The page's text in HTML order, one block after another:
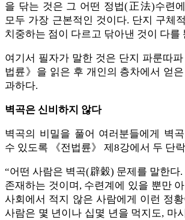
을 닦는 것은 그 어떤 정법(正法)수련
모두 가장 근본적인 것이다. 단지 구체
치중하는 점이 다르고 닦아낸 것이 다를
여기서 필자가 말한 것은 단지 파룬따
법륜》을 읽은 후 개인의 층차에서 얻
과하다.
벽곡은 신비하지 않다
벽곡의 비밀을 풀어 여러분들에게 벽
수 있도록 《전법륜》 제8강에서 두 단
“어떤 사람은 벽곡(辟穀) 문제를 말한다
존재하는 것이며, 수련계에 있을 뿐만
사회에서 적지 않은 사람에게 이런 정
사람은 몇 년이나 십몇 년을 먹지도, 마